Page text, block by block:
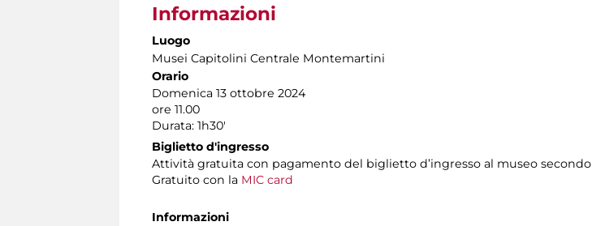
Informazioni
Luogo
Musei Capitolini Centrale Montemartini
Orario
Domenica 13 ottobre 2024
ore 11.00
Durata: 1h30'
Biglietto d'ingresso
Attività gratuita con pagamento del biglietto d’ingresso al museo secondo
Gratuito con la MIC card
Informazioni